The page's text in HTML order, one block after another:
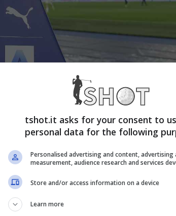
fine stagione
le 9 partite di campionato da
di Coppa Italia dove si sfideranno
tshot.it asks for your consent to
personal data for the following
Personalised advertising and content, advertising
measurement, audience research and services
Store and/or access information on a device
Learn more